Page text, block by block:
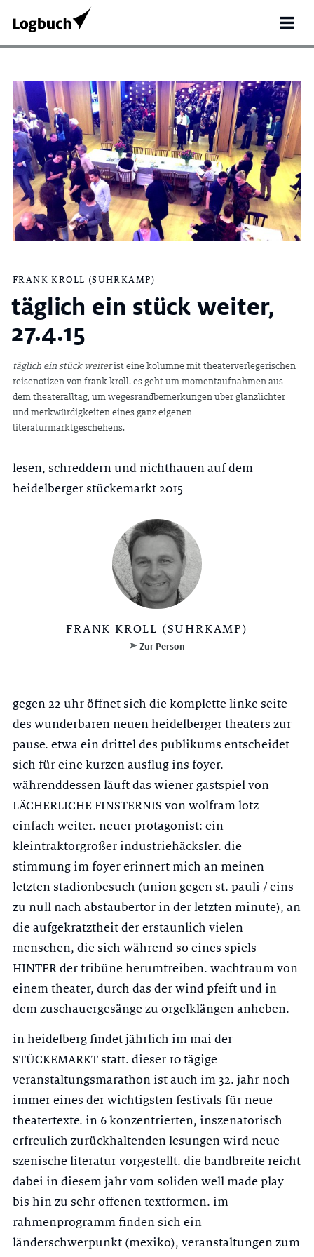
for:
FRANK KROLL (SUHRKAMP)
täglich ein stück weiter,
27.4.15
täglich ein stück weiterist eine kolumne mit theaterverlegerischen
reisenotizen von frank kroll. es geht um momentaufnahmen aus
dem theateralltag, um wegesrandbemerkungen über glanzlichter
und merkwürdigkeiten eines ganz eigenen
literaturmarktgeschehens.
lesen, schreddern und nichthauen auf dem
heidelberger stückemarkt 2015
FRANK KROLL (SUHRKAMP)
Zur Person
gegen 22 uhr öffnet sich die komplette linke seite
des wunderbaren neuen heidelberger theaters zur
pause. etwa ein drittel des publikums entscheidet
sich für eine kurzen ausflug ins foyer.
währenddessen läuft das wiener gastspiel von
LÄCHERLICHE FINSTERNIS von wolfram lotz
einfach weiter. neuer protagonist: ein
kleintraktorgroßer industriehäcksler. die
stimmung im foyer erinnert mich an meinen
letzten stadionbesuch (union gegen st. pauli / eins
zu null nach abstaubertor in der letzten minute), an
die aufgekratztheit der erstaunlich vielen
menschen, die sich während so eines spiels
HINTER der tribüne herumtreiben. wachtraum von
einem theater, durch das der wind pfeift und in
dem zuschauergesänge zu orgelklängen anheben.
in heidelberg findet jährlich im mai der
STÜCKEMARKT statt. dieser 10 tägige
veranstaltungsmarathon ist auch im 32. jahr noch
immer eines der wichtigsten festivals für neue
theatertexte. in 6 konzentrierten, inszenatorisch
erfreulich zurückhaltenden lesungen wird neue
szenische literatur vorgestellt. die bandbreite reicht
dabei in diesem jahr vom soliden well made play
bis hin zu sehr offenen textformen. im
rahmenprogramm finden sich ein
länderschwerpunkt (mexiko), veranstaltungen zum